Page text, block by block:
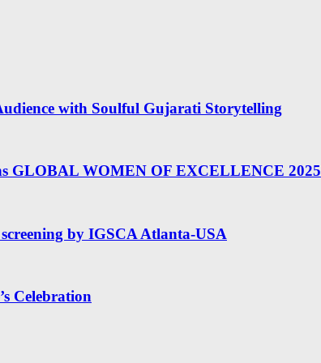
with Soulful Gujarati Storytelling
GLOBAL WOMEN OF EXCELLENCE 2025
by IGSCA Atlanta-USA
Celebration